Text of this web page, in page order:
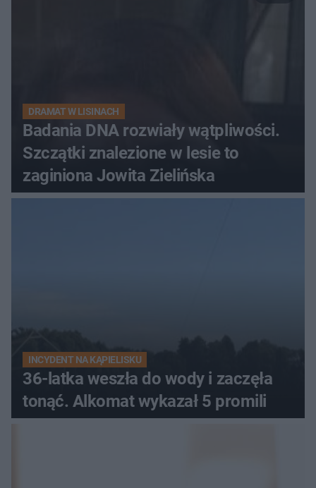
DRAMAT W LISINACH
Badania DNA rozwiały wątpliwości.
Szczątki znalezione w lesie to
zaginiona Jowita Zielińska
INCYDENT NA KĄPIELISKU
36-latka weszła do wody i zaczęła
tonąć. Alkomat wykazał 5 promili